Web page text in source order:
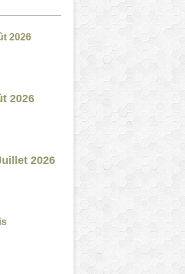
2026
2026
2026